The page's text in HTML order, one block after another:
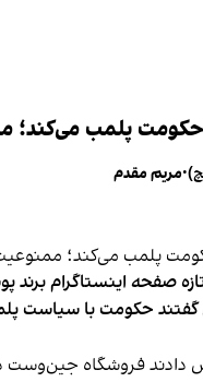
پلمب می‌کند؛
•مریم مقدم
صفحه اینستاگرام
گفتند حکومت با سیاست